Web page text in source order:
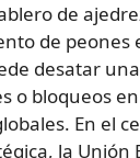
de
de peones
desatar
o bloqueos
En el
la Unión